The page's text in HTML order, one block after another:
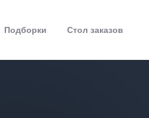
Подборки Стол заказов